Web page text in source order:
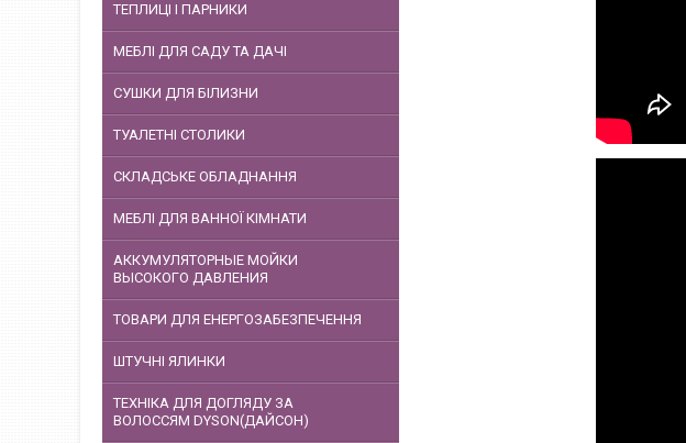
ТЕПЛИЦІ І ПАРНИКИ
МЕБЛІ ДЛЯ САДУ ТА ДАЧІ
СУШКИ ДЛЯ БІЛИЗНИ
ТУАЛЕТНІ СТОЛИКИ
СКЛАДСЬКЕ ОБЛАДНАННЯ
МЕБЛІ ДЛЯ ВАННОЇ КІМНАТИ
АККУМУЛЯТОРНЫЕ МОЙКИ
ВЫСОКОГО ДАВЛЕНИЯ
ТОВАРИ ДЛЯ ЕНЕРГОЗАБЕЗПЕЧЕННЯ
ШТУЧНІ ЯЛИНКИ
ТЕХНІКА ДЛЯ ДОГЛЯДУ ЗА
ВОЛОССЯМ DYSON(ДАЙСОН)